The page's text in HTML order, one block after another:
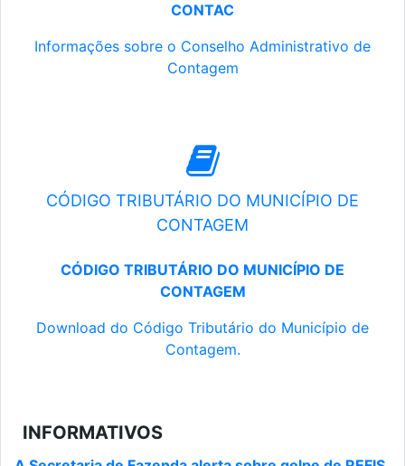
CONTAC
Informações sobre o Conselho Administrativo de
Contagem
CÓDIGO TRIBUTÁRIO DO MUNICÍPIO DE
CONTAGEM
CÓDIGO TRIBUTÁRIO DO MUNICÍPIO DE
CONTAGEM
Download do Código Tributário do Município de
Contagem.
INFORMATIVOS